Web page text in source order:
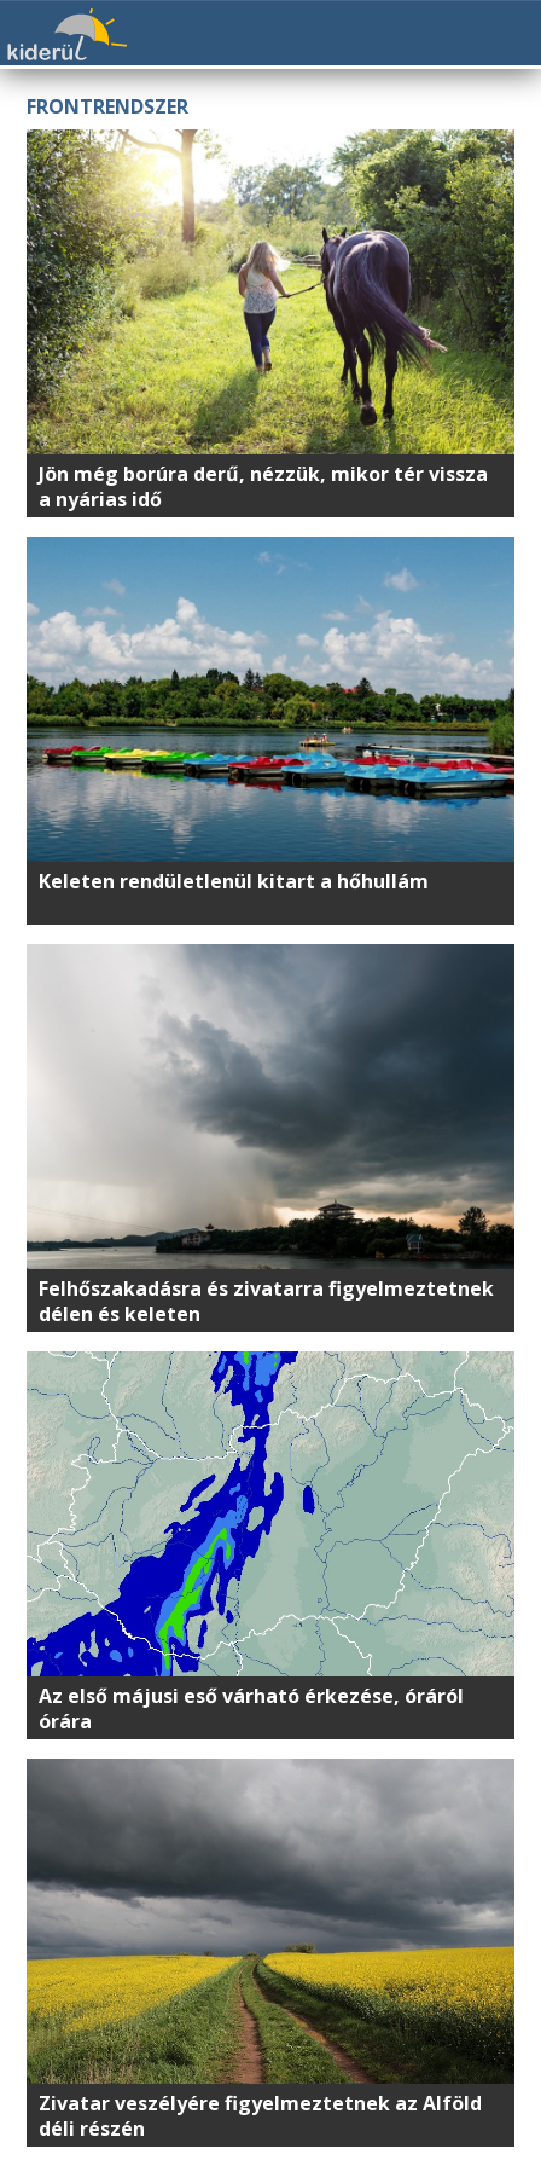
FRONTRENDSZER
Jön még borúra derű, nézzük, mikor tér vissza
a nyárias idő
Keleten rendületlenül kitart a hőhullám
Felhőszakadásra és zivatarra figyelmeztetnek
délen és keleten
Az első májusi eső várható érkezése, óráról
órára
Zivatar veszélyére figyelmeztetnek az Alföld
déli részén